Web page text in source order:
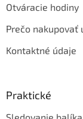
Otváracie hodiny
Prečo nakupovať
Kontaktné údaje
Praktické